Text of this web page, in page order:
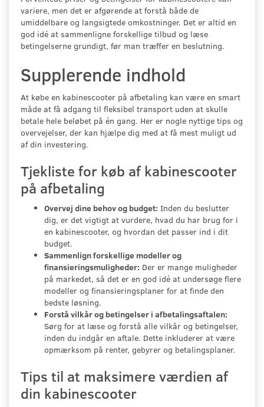
variere, men det er afgørende at forstå både de
umiddelbare og langsigtede omkostninger. Det er altid en
god idé at sammenligne forskellige tilbud og læse
betingelserne grundigt, før man træffer en beslutning.
Supplerende indhold
At købe en kabinescooter på afbetaling kan være en smart
måde at få adgang til fleksibel transport uden at skulle
betale hele beløbet på én gang. Her er nogle nyttige tips og
overvejelser, der kan hjælpe dig med at få mest muligt ud
af din investering.
Tjekliste for køb af kabinescooter
på afbetaling
Overvej dine behov og budget: Inden du beslutter
dig, er det vigtigt at vurdere, hvad du har brug for i
en kabinescooter, og hvordan det passer ind i dit
budget.
Sammenlign forskellige modeller og
finansieringsmuligheder: Der er mange muligheder
på markedet, så det er en god idé at undersøge flere
modeller og finansieringsplaner for at finde den
bedste løsning.
Forstå vilkår og betingelser i afbetalingsaftalen:
Sørg for at læse og forstå alle vilkår og betingelser,
inden du indgår en aftale. Dette inkluderer at være
opmærksom på renter, gebyrer og betalingsplaner.
Tips til at maksimere værdien af
din kabinescooter